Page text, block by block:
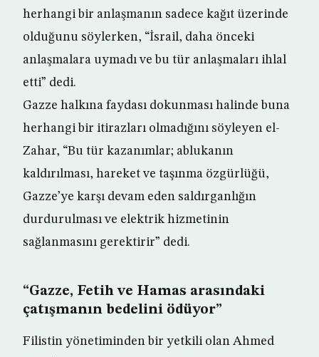
herhangi bir anlaşmanın sadece kağıt üzerinde
olduğunu söylerken, “İsrail, daha önceki
anlaşmalara uymadı ve bu tür anlaşmaları ihlal
etti” dedi.
Gazze halkına faydası dokunması halinde buna
herhangi bir itirazları olmadığını söyleyen el-
Zahar, “Bu tür kazanımlar; ablukanın
kaldırılması, hareket ve taşınma özgürlüğü,
Gazze’ye karşı devam eden saldırganlığın
durdurulması ve elektrik hizmetinin
sağlanmasını gerektirir” dedi.
“Gazze, Fetih ve Hamas arasındaki
çatışmanın bedelini ödüyor”
Filistin yönetiminden bir yetkili olan Ahmed